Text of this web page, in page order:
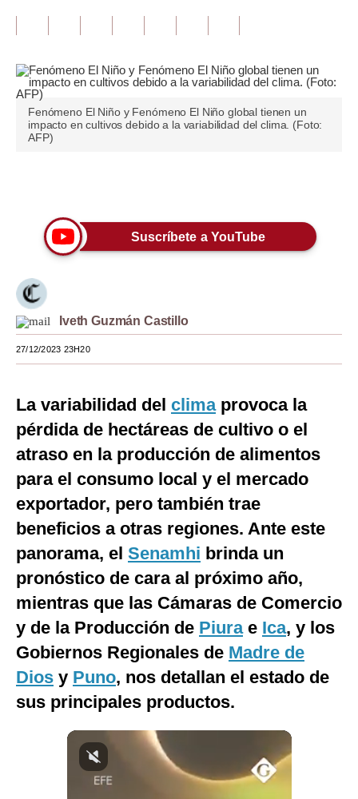
Blogs
Tendencias
Moda
Estilos
Mundo
EEUU
Internacional
Tecnología
Club del Suscriptor
Mix
G de Gestión
Notas Contratadas
Podcast
Gestión TV
Videos
Fotogalerías
Fenómeno El Niño y Fenómeno El Niño global tienen un
impacto en cultivos debido a la variabilidad del clima. (Foto:
AFP)
Suscríbete a YouTube
Iveth Guzmán Castillo
27/12/2023 23H20
La variabilidad del climaprovoca la
pérdida de hectáreas de cultivo o el
atraso en la producción de alimentos
para el consumo local y el mercado
exportador, pero también trae
beneficios a otras regiones. Ante este
panorama, el Senamhi brinda un
pronóstico de cara al próximo año,
mientras que las Cámaras de Comercio
y de la Producción de Piurae Ica, y los
Gobiernos Regionales de Madre de
Dios y Puno, nos detallan el estado de
sus principales productos.